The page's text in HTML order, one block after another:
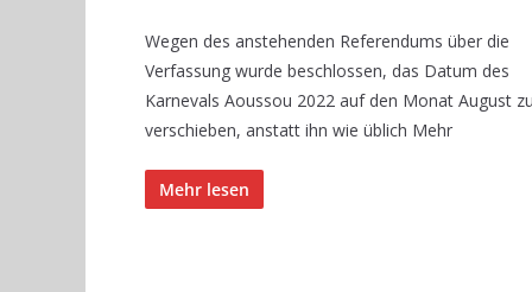
Wegen des anstehenden Referendums über die
Verfassung wurde beschlossen, das Datum des
Karnevals Aoussou 2022 auf den Monat August
verschieben, anstatt ihn wie üblich Mehr
Mehr lesen